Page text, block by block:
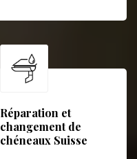
Réparation et
changement de
chéneaux Suisse